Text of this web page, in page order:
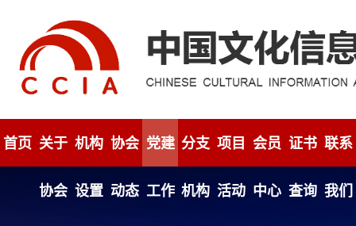
首页 关于
协会
机构
设置
协会
动态
党建
工作
分支
机构
项目
活动
会员
中心
证书
查询
联系
我们